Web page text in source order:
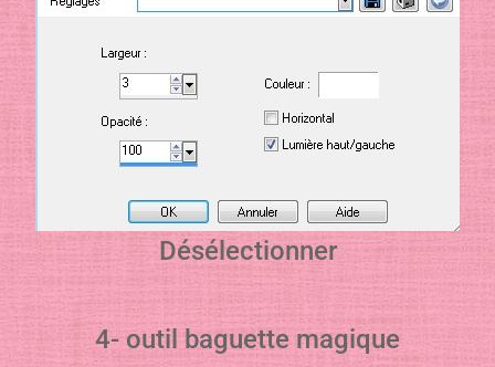
Désélectionner
4- outil baguette magique